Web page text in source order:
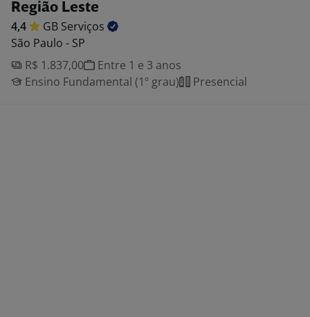
Região Leste
4,4 GB Serviços
São Paulo - SP
R$ 1.837,00
Entre 1 e 3 anos
Ensino Fundamental (1º grau)
Presencial